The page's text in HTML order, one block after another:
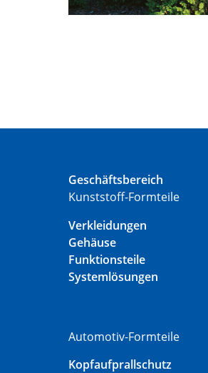
Geschäftsbereich
Kunststoff-Formteile
Verkleidungen
Gehäuse
Funktionsteile
Systemlösungen
Automotiv-Formteile
Kopfaufprallschutz